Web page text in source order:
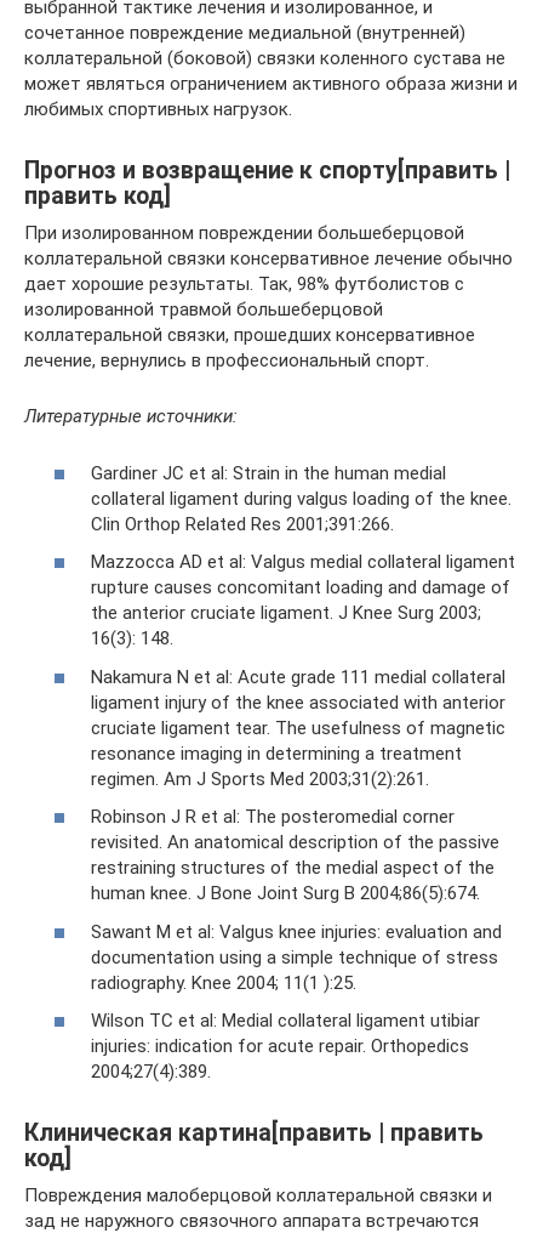
выбранной тактике лечения и изолированное, и
сочетанное повреждение медиальной (внутренней)
коллатеральной (боковой) связки коленного сустава не
может являться ограничением активного образа жизни и
любимых спортивных нагрузок.
Прогноз и возвращение к спорту[править |
править код]
При изолированном повреждении большеберцовой
коллатеральной связки консервативное лечение обычно
дает хорошие результаты. Так, 98% футболистов с
изолированной травмой большеберцовой
коллатеральной связки, прошедших консервативное
лечение, вернулись в профессиональный спорт.
Литературные источники:
Gardiner JC et al: Strain in the human medial
collateral ligament during valgus loading of the knee.
Clin Orthop Related Res 2001;391:266.
Mazzocca AD et al: Valgus medial collateral ligament
rupture causes concomitant loading and damage of
the anterior cruciate ligament. J Knee Surg 2003;
16(3): 148.
Nakamura N et al: Acute grade 111 medial collateral
ligament injury of the knee associated with anterior
cruciate ligament tear. The usefulness of magnetic
resonance imaging in determining a treatment
regimen. Am J Sports Med 2003;31(2):261.
Robinson J R et al: The posteromedial corner
revisited. An anatomical description of the passive
restraining structures of the medial aspect of the
human knee. J Bone Joint Surg В 2004;86(5):674.
Sawant M et al: Valgus knee injuries: evaluation and
documentation using a simple technique of stress
radiography. Knee 2004; 11(1 ):25.
Wilson TC et al: Medial collateral ligament utibiar
injuries: indication for acute repair. Orthopedics
2004;27(4):389.
Клиническая картина[править | править
код]
Повреждения малоберцовой коллатеральной связки и
зад не наружного связочного аппарата встречаются